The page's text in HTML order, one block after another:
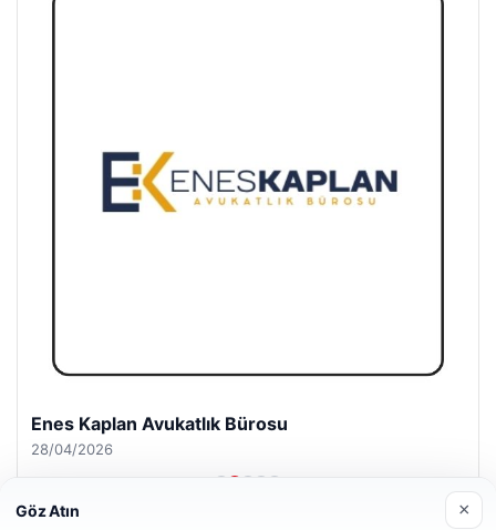
Enes Kaplan Avukatlık Bürosu
28/04/2026
Göz Atın ×